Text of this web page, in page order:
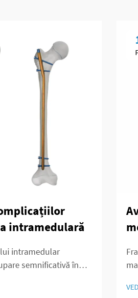
intramedulară
intramedular
semnificativă în
recuperării. Aceste